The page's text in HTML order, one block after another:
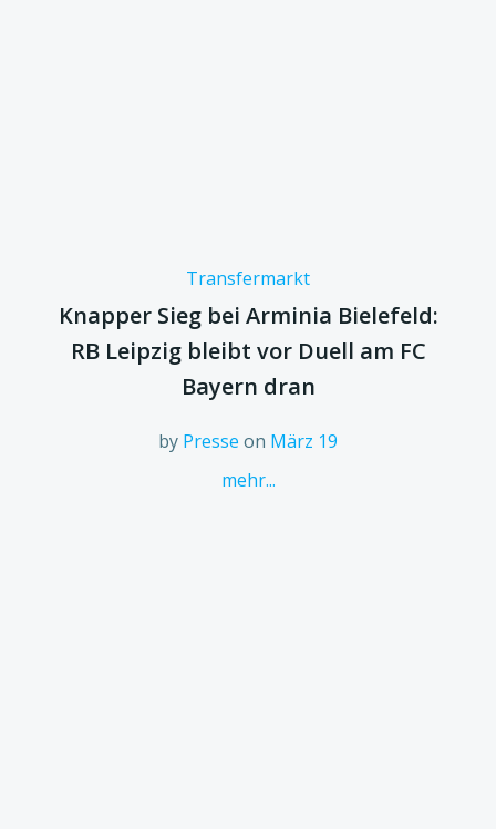
Transfermarkt
Knapper Sieg bei Arminia Bielefeld:
RB Leipzig bleibt vor Duell am FC
Bayern dran
by Presse on März 19
mehr...